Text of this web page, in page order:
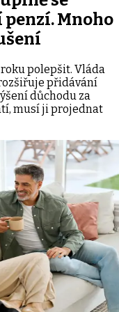
Mnoho
polepšit. Vláda
přidávání
důchodu za
musí ji projednat